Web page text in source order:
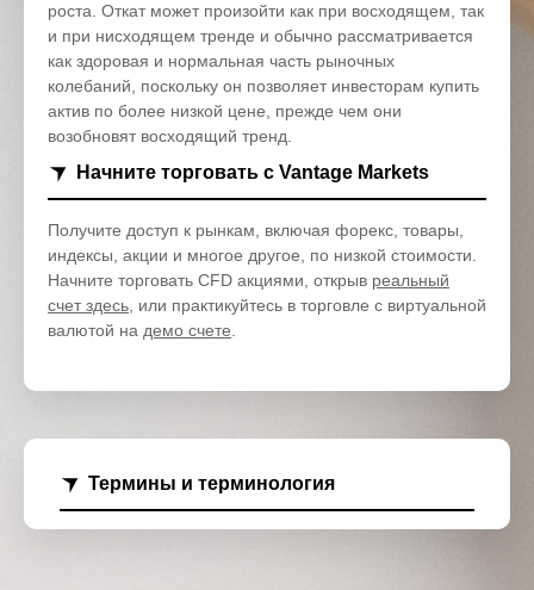
роста. Откат может произойти как при восходящем, так
и при нисходящем тренде и обычно рассматривается
как здоровая и нормальная часть рыночных
колебаний, поскольку он позволяет инвесторам купить
актив по более низкой цене, прежде чем они
возобновят восходящий тренд.
Начните торговать с Vantage Markets
Получите доступ к рынкам, включая форекс, товары,
индексы, акции и многое другое, по низкой стоимости.
Начните торговать CFD акциями, открыв реальный
счет здесь , или практикуйтесь в торговле с виртуальной
валютой на демо счете
Термины и терминология